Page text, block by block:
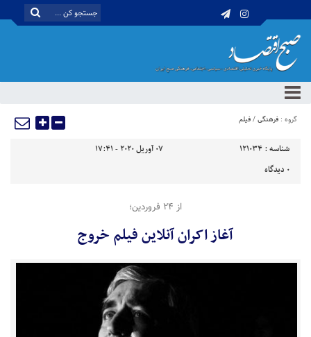
گروه : فرهنگی/فیلم
شناسه : 121034
07 آوریل 2020 - 17:41
0 دیدگاه
از ۲۴ فروردین؛
آغاز اکران آنلاین فیلم خروج